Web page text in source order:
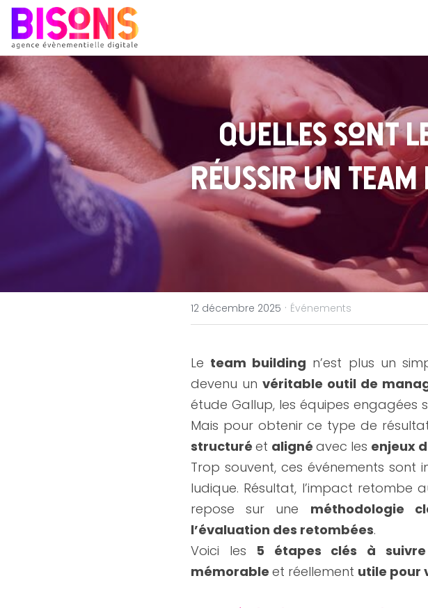
Quelles sont
réussir un
12 décembre 2025 · Événements
Le team building n’est plus un
devenu un véritable outil de
étude Gallup, les équipes engagées
Mais pour obtenir ce type de
structuré et aligné avec les enjeux
Trop souvent, ces événements sont
ludique. Résultat, l’impact retombe
repose sur une méthodologie
l’évaluation des retombées.
Voici les 5 étapes clés à
mémorable et réellement utile pour